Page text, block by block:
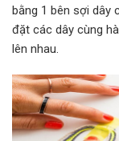
bằng 1 bên sợi dây
đặt các dây cùng
lên nhau.